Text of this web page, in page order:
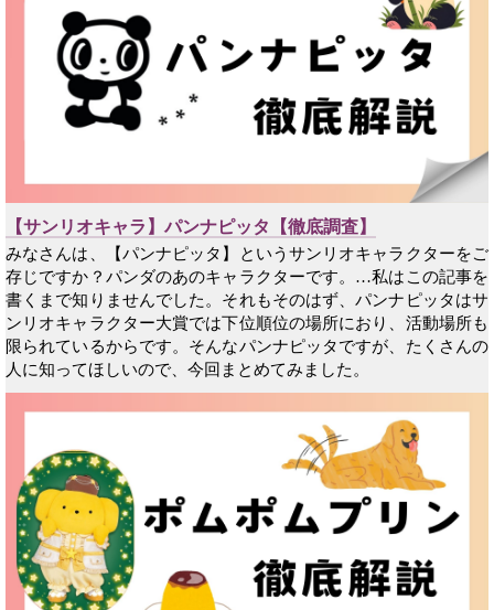
【サンリオキャラ】パンナピッタ【徹底調査】
みなさんは、【パンナピッタ】というサンリオキャラクターをご
存じですか？パンダのあのキャラクターです。…私はこの記事を
書くまで知りませんでした。それもそのはず、パンナピッタはサ
ンリオキャラクター大賞では下位順位の場所におり、活動場所も
限られているからです。そんなパンナピッタですが、たくさんの
人に知ってほしいので、今回まとめてみました。